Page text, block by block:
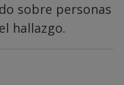
sobre personas
hallazgo.